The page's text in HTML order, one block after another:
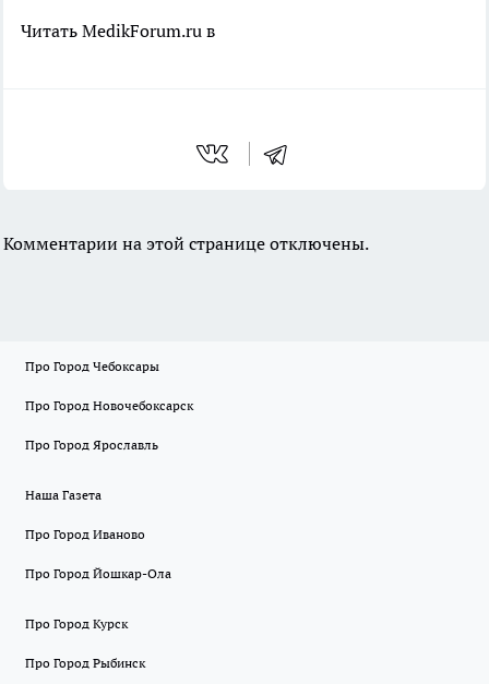
Читать MedikForum.ru в
Комментарии на этой странице отключены.
Про Город Чебоксары
Про Город Новочебоксарск
Про Город Ярославль
Наша Газета
Про Город Иваново
Про Город Йошкар-Ола
Про Город Курск
Про Город Рыбинск